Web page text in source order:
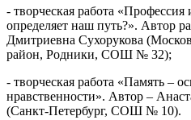
- творческая работа
определяет наш путь?». Автор
Дмитриевна Сухорукова
район, Родники, СОШ № 32);
- творческая работа «Память –
нравственности». Автор –
(Санкт-Петербург, СОШ № 10).